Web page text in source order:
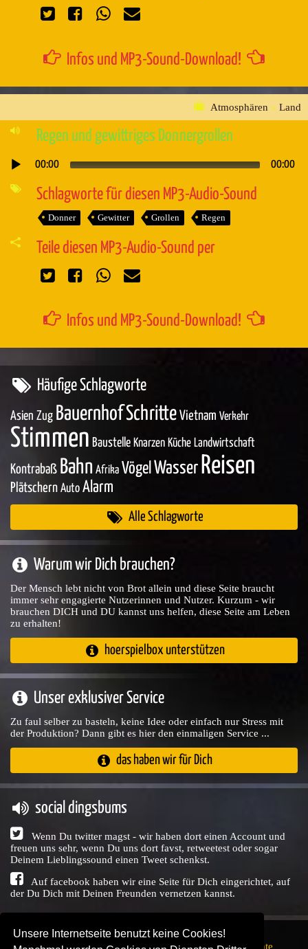
Unsere Internetseite benutzt keine Cookies!
Infos und MP3-Sound-Download!
Atmosphären » Land
Regen und gewittriges Donnergrollen
Audio-
00:00 00:00
Schlagworte für diesen MP3-Audio-Sound
Donner Gewitter Grollen Regen
Teile diesen MP3-Audio-Sound per
Infos und MP3-Sound-Download!
Häufige Schlagworte
Asien Zug BauernhofSchritte Vietnam Verkehr
Stimmen Baustelle Knarzen Küche Landwirtschaft
Kontrabaß Bahn Afrika Vögel Wasser Reisen
Plätschern Auto Alarm
Alle Schlagworte
Warum wir Dich brauchen?
Der Mensch lebt nicht von Brot allein und diese Seite braucht
immer sehr engagierte Nutzerinnen und Nutzer. Kurzum - wir
brauchen DICH und DU kannst uns helfen, diese Seite am Leben
zu erhalten!
hoerspielbox unterstützen
Unser exklusiver Service
Zu faul selber zu basteln, keine Idee oder einfach nur Stress mit
der Produktion? Dann gibt es hier den einmaligen Service ...
das haben wir für Dich
social dingsbums
Wenn Du twitter magst - wir haben dort einen Account und
freuen uns sehr, wenn Du uns dort favst, retweetest oder sogar
Deinem Lieblingssound einen Tweet schenkst.
Auf facebook haben wir eine Seite für Dich eingerichtet, auf
der Du Dich mit Deinen Freunden vernetzen kannst.
Copyright © Audio Union GbR, 1999 - 2026,Nutzungsrechte